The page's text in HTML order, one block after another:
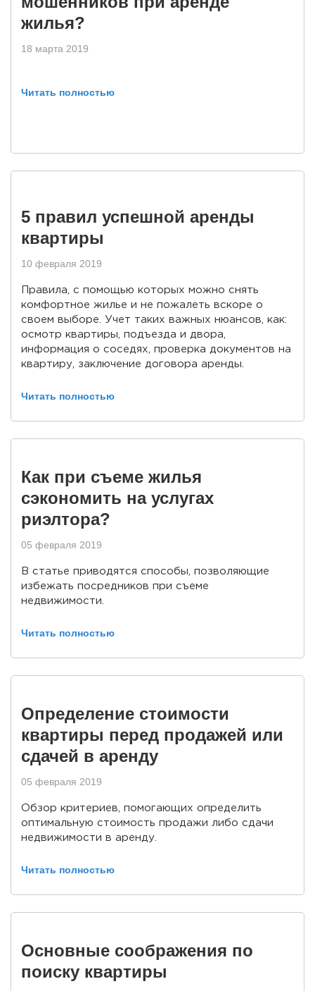
жилья?
18 марта 2019
Читать полностью
5 правил успешной аренды
квартиры
10 февраля 2019
Правила, с помощью которых можно снять
комфортное жилье и не пожалеть вскоре о
своем выборе. Учет таких важных нюансов, как:
осмотр квартиры, подъезда и двора,
информация о соседях, проверка документов на
квартиру, заключение договора аренды.
Читать полностью
Как при съеме жилья
сэкономить на услугах
риэлтора?
05 февраля 2019
В статье приводятся способы, позволяющие
избежать посредников при съеме
недвижимости.
Читать полностью
Определение стоимости
квартиры перед продажей или
сдачей в аренду
05 февраля 2019
Обзор критериев, помогающих определить
оптимальную стоимость продажи либо сдачи
недвижимости в аренду.
Читать полностью
Основные соображения по
поиску квартиры